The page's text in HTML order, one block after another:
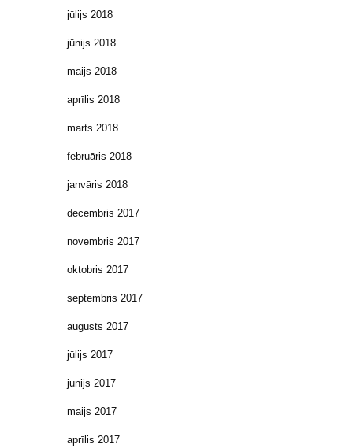
jūlijs 2018
jūnijs 2018
maijs 2018
aprīlis 2018
marts 2018
februāris 2018
janvāris 2018
decembris 2017
novembris 2017
oktobris 2017
septembris 2017
augusts 2017
jūlijs 2017
jūnijs 2017
maijs 2017
aprīlis 2017